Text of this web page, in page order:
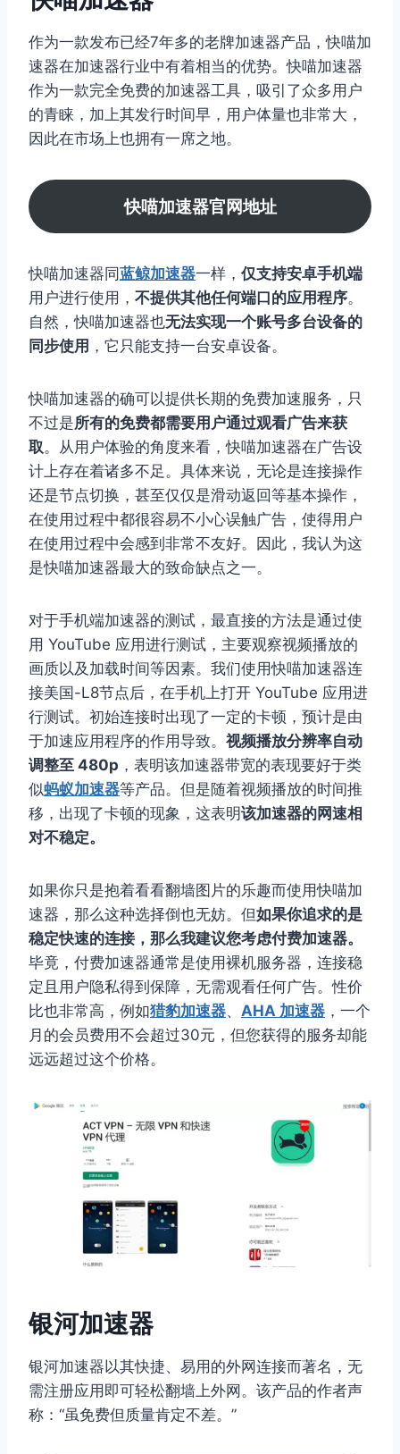
作为一款发布已经7年多的老牌加速器产品，快喵加
速器在加速器行业中有着相当的优势。快喵加速器
作为一款完全免费的加速器工具，吸引了众多用户
的青睐，加上其发行时间早，用户体量也非常大，
因此在市场上也拥有一席之地。
快喵加速器官网地址
快喵加速器同蓝鲸加速器一样， 仅支持安卓手机端
用户进行使用， 不提供其他任何端口的应用程序。
自然，快喵加速器也无法实现一个账号多台设备的
同步使用 ，它只能支持一台安卓设备。
快喵加速器的确可以提供长期的免费加速服务，只
不过是所有的免费都需要用户通过观看广告来获
取。从用户体验的角度来看，快喵加速器在广告设
计上存在着诸多不足。具体来说，无论是连接操作
还是节点切换，甚至仅仅是滑动返回等基本操作，
在使用过程中都很容易不小心误触广告，使得用户
在使用过程中会感到非常不友好。因此，我认为这
是快喵加速器最大的致命缺点之一。
对于手机端加速器的测试，最直接的方法是通过使
用 YouTube 应用进行测试，主要观察视频播放的
画质以及加载时间等因素。我们使用快喵加速器连
接美国-L8节点后，在手机上打开 YouTube 应用进
行测试。初始连接时出现了一定的卡顿，预计是由
于加速应用程序的作用导致。 视频播放分辨率自动
调整至 480p ，表明该加速器带宽的表现要好于类
似蚂蚁加速器等产品。但是随着视频播放的时间推
移，出现了卡顿的现象，这表明该加速器的网速相
对不稳定。
如果你只是抱着看看翻墙图片的乐趣而使用快喵加
速器，那么这种选择倒也无妨。但如果你追求的是
稳定快速的连接，那么我建议您考虑付费加速器。
毕竟，付费加速器通常是使用裸机服务器，连接稳
定且用户隐私得到保障，无需观看任何广告。性价
比也非常高，例如猎豹加速器、 AHA 加速器 ，一个
月的会员费用不会超过30元，但您获得的服务却能
远远超过这个价格。
银河加速器
银河加速器以其快捷、易用的外网连接而著名，无
需注册应用即可轻松翻墙上外网。该产品的作者声
称：“虽免费但质量肯定不差。”